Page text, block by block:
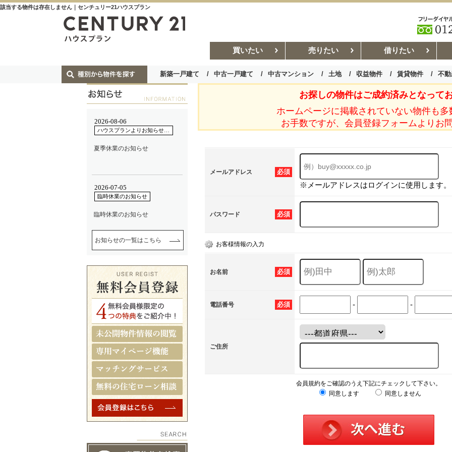
該当する物件は存在しません｜センチュリー21ハウスプラン
買いたい 売りたい 借りたい
新築一戸建て 中古一戸建て 中古マンション 土地 収益物件 賃貸物件 不
お部屋探しコラム 賃貸管理コ
お探しの物件はご成約済みとなってお
ホームページに掲載されていない物件も多
お手数ですが、会員登録フォームよりお
必須
メールアドレス
※メールアドレスはログインに使用します。
必須
パスワード
お客様情報の入力
必須
お名前
必須
電話番号 - -
ご住所
会員規約をご確認のうえ下記にチェックして下さい。
同意します
同意しません
お知らせの一覧はこちら